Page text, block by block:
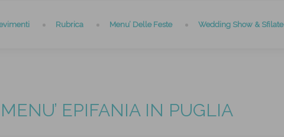
Rubrica Menu’ Delle Feste Wedding Show & Sfilate
EPIFANIA IN PUGLIA